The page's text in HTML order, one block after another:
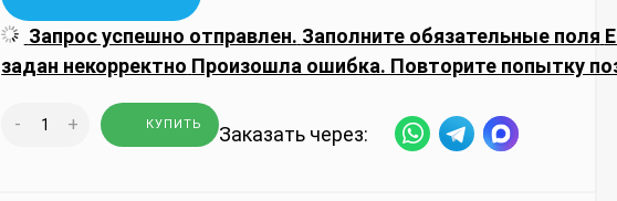
Запрос успешно отправлен. Заполните обязательные поля
задан некорректно Произошла ошибка. Повторите попытку
- + КУПИТЬ Заказать через: